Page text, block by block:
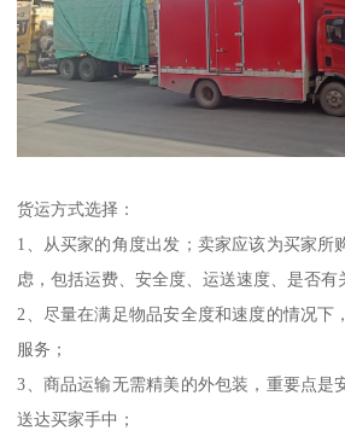
货运方式选择：
1、从买家的角度出发；卖家应该为买家所
虑，包括运费、安全度、运送速度、是否有
2、尽量在满足物品安全度和速度的情况下
服务；
3、商品运输无需精美的外包装，重要点是
送达买家手中；